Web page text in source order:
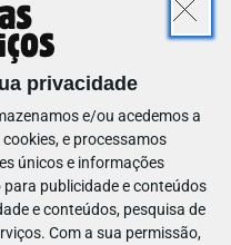
privacidade
e/ou acedemos a
e processamos
únicos e informações
publicidade e conteúdos
e conteúdos, pesquisa de
Com a sua permissão,
peças partidas ou
ao ambiente rodoviário
como linhas de comboio,
e assegure-se que têm